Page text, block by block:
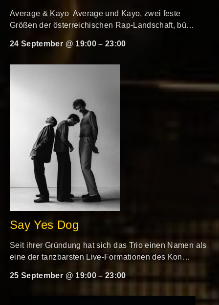
Average & Kayo Average und Kayo, zwei feste
Größen der österreichischen Rap-Landschaft, bü…
24 September @ 19:00 –23:00
Say Yes Dog
Seit ihrer Gründung hat sich das Trio einen Namen als
eine der tanzbarsten Live-Formationen des Kon…
25 September @ 19:00 –23:00